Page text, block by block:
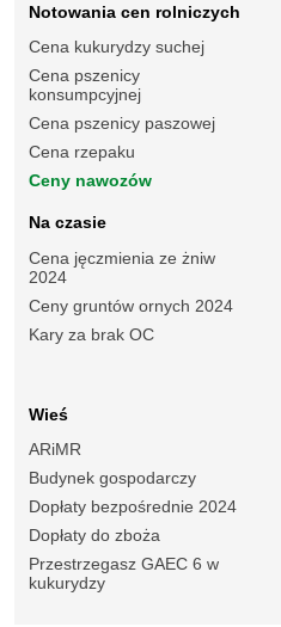
Notowania cen rolniczych
Cena kukurydzy suchej
Cena pszenicy
konsumpcyjnej
Cena pszenicy paszowej
Cena rzepaku
Ceny nawozów
Na czasie
Cena jęczmienia ze żniw
2024
Ceny gruntów ornych 2024
Kary za brak OC
Wieś
ARiMR
Budynek gospodarczy
Dopłaty bezpośrednie 2024
Dopłaty do zboża
Przestrzegasz GAEC 6 w
kukurydzy